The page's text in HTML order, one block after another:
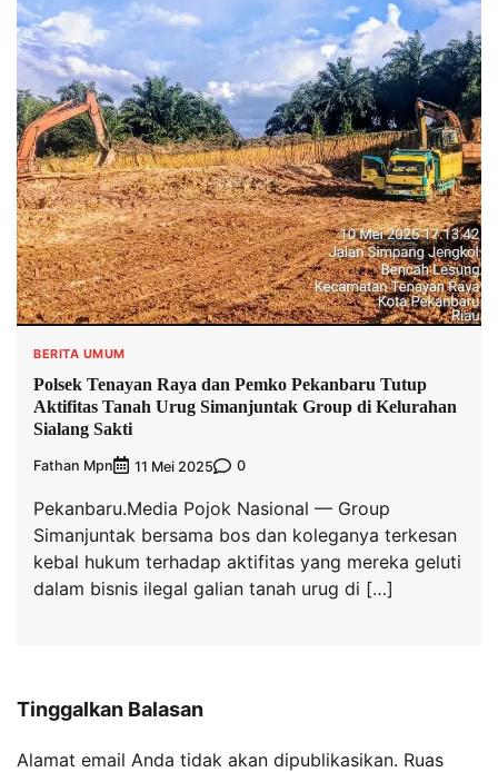
BERITA UMUM
Polsek Tenayan Raya dan Pemko Pekanbaru Tutup
Aktifitas Tanah Urug Simanjuntak Group di Kelurahan
Sialang Sakti
Fathan Mpn 11 Mei 2025 0
Pekanbaru.Media Pojok Nasional — Group
Simanjuntak bersama bos dan koleganya terkesan
kebal hukum terhadap aktifitas yang mereka geluti
dalam bisnis ilegal galian tanah urug di […]
Tinggalkan Balasan
Alamat email Anda tidak akan dipublikasikan. Ruas